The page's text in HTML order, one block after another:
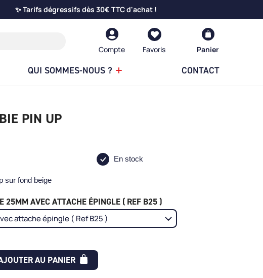
✨ Tarifs dégressifs dès 30€ TTC d'achat !
Compte
QUI SOMMES-NOUS ? CONTACT
Panier
PIN UP
En stock
sur fond beige
25MM AVEC ATTACHE ÉPINGLE ( REF B25 )
AU PANIER